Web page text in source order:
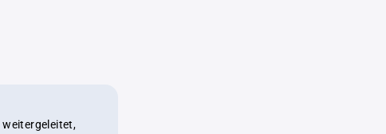
weitergeleitet,